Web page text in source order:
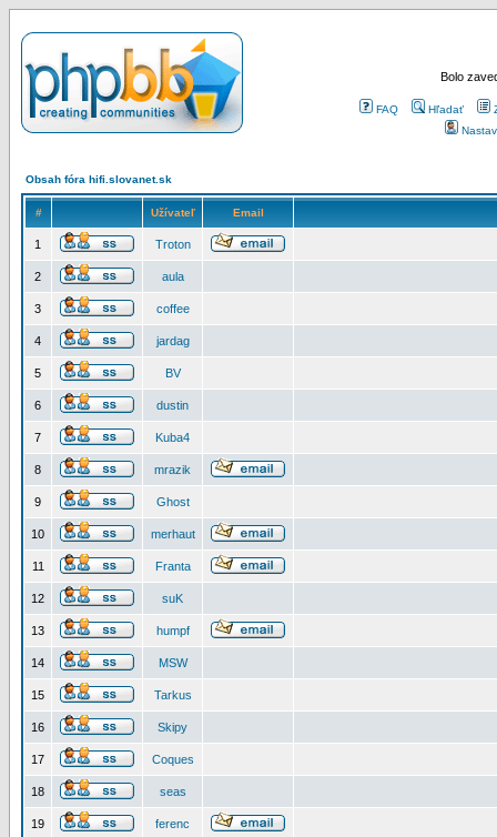
Bolo
FAQ Hľadať
Obsah fóra hifi.slovanet.sk
# Užívateľ Email
1 Troton
2 aula
3 coffee
4 jardag
5 BV
6 dustin
7 Kuba4
8 mrazik
9 Ghost
10 merhaut
11 Franta
12 suK
13 humpf
14 MSW
15 Tarkus
16 Skipy
17 Coques
18 seas
19 ferenc